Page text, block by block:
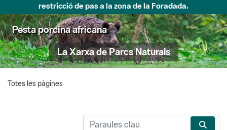
restricció de pas a la zona de la Foradada.
Pesta porcina africana
La Xarxa de Parcs Naturals
Totes les pàgines